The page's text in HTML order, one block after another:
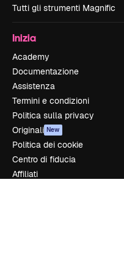
Tutti gli strumenti Magnific
Inizia
Academy
Documentazione
Assistenza
Termini e condizioni
Politica sulla privacy
Originali New
Politica dei cookie
Centro di fiducia
Affiliati